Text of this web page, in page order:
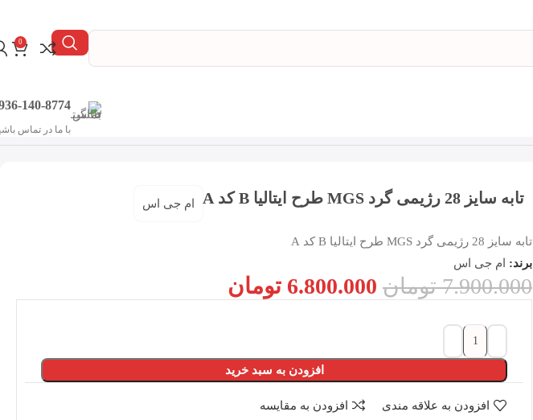
0
140-8774
با ما در تماس
تابه سایز 28 رژیمی گرد MGS طرح ایتالیا B کد A ام جی اس
تابه سایز 28 رژیمی گرد MGS طرح ایتالیا B کد A
برند: ام جی اس
7.900.000 تومان 6.800.000 تومان
افزودن به سبد خرید
افزودن به علاقه مندی افزودن به مقایسه